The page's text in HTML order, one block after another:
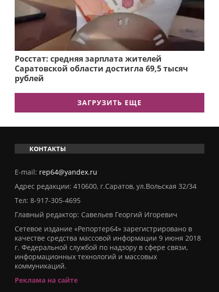
Росстат: средняя зарплата жителей
Саратовской области достигла 69,5 тысяч
рублей
ЗАГРУЗИТЬ ЕЩЕ
КОНТАКТЫ
E-mail: rep64@yandex.ru
Адрес редакции: 410600, г.Саратов, ул.Вольская 32/34
Тел: 8-917-305-4695
Главный редактор: Савельев Георгий Игоревич
Сетевое издание «Репортер64» зарегистрировано в
качестве средства массовой информации 9 июня 2018
г. Федеральной службой по надзору в сфере связи,
информационных технологий и массовых
коммуникаций.
Реклама на сайте